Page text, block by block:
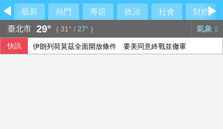
最新 熱門 專題 政治 社會
財經
臺北市 29° ( 31° / 27° ) 氣象
快訊 伊朗列荷莫茲全面開放條件 要美同意終戰並撤軍